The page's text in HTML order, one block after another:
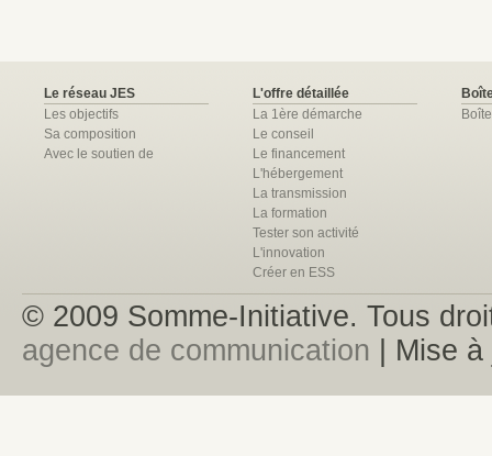
Le réseau JES
Les objectifs
Sa composition
Avec le soutien de
L'offre détaillée
La 1ère démarche
Le conseil
Le financement
L'hébergement
La transmission
La formation
Tester son activité
L'innovation
Créer en ESS
© 2009 Somme-Initiative. Tous
agence de communication | Mise